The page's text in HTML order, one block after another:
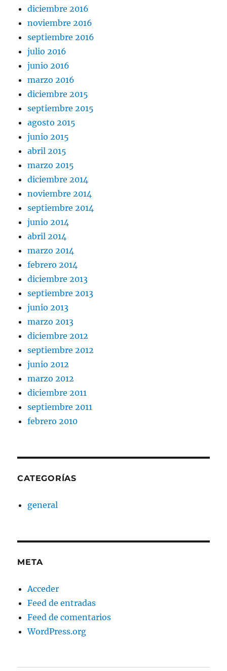
diciembre 2016
noviembre 2016
septiembre 2016
julio 2016
junio 2016
marzo 2016
diciembre 2015
septiembre 2015
agosto 2015
junio 2015
abril 2015
marzo 2015
diciembre 2014
noviembre 2014
septiembre 2014
junio 2014
abril 2014
marzo 2014
febrero 2014
diciembre 2013
septiembre 2013
junio 2013
marzo 2013
diciembre 2012
septiembre 2012
junio 2012
marzo 2012
diciembre 2011
septiembre 2011
febrero 2010
CATEGORÍAS
general
META
Acceder
Feed de entradas
Feed de comentarios
WordPress.org